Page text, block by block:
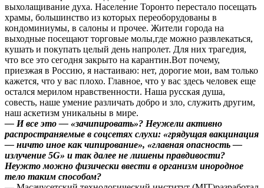
выхолащивание духа. Население Торонто перестало посещать
храмы, большинство из которых переоборудованы в
кондоминиумы, в салоны и прочее. Жители города на
выходные посещают торговые молы,где можно развлекаться,
кушать и покупать целый день напролет. Для них трагедия,
что все это сегодня закрыто на карантин.Вот почему,
приезжая в Россию, я настаиваю: нет, дорогие мои, вам только
кажется, что у вас плохо. Главное, что у вас здесь человек еще
остался мерилом нравственности. Наша русская душа,
совесть, наше умение различать добро и зло, служить другим,
наш аскетизм уникальны в мире.
— И все это — «зачипировать»? Неужели активно
распространяемые в соцсетях слухи: «грядущая вакцинация
— ничто иное как чипирование», «главная опасность —
излучение 5G» и так далее не лишены правдивости?
Неужто можно физически ввести в организм инородное
тело таким способом?